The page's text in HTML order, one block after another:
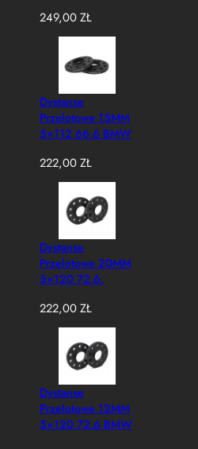
Czarny Połysk
249,00ZŁ
Dystanse
Przelotowe 15MM
5×112 66.6 BMW
222,00ZŁ
Dystanse
Przelotowe 20MM
5×120 72.6.
222,00ZŁ
Dystanse
Przelotowe 12MM
5×120 72.6 BMW